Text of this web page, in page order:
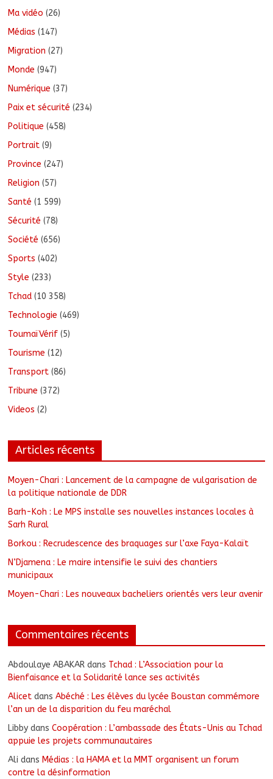
Ma vidéo (26)
Médias (147)
Migration (27)
Monde (947)
Numérique (37)
Paix et sécurité (234)
Politique (458)
Portrait (9)
Province (247)
Religion (57)
Santé (1 599)
Sécurité (78)
Société (656)
Sports (402)
Style (233)
Tchad (10 358)
Technologie (469)
ToumaïVérif (5)
Tourisme (12)
Transport (86)
Tribune (372)
Videos (2)
Articles récents
Moyen-Chari : Lancement de la campagne de vulgarisation de
la politique nationale de DDR
Barh-Koh : Le MPS installe ses nouvelles instances locales à
Sarh Rural
Borkou : Recrudescence des braquages sur l’axe Faya-Kalaït
N’Djamena : Le maire intensifie le suivi des chantiers
municipaux
Moyen-Chari : Les nouveaux bacheliers orientés vers leur avenir
Commentaires récents
Abdoulaye ABAKAR dans Tchad : L’Association pour la
Bienfaisance et la Solidarité lance ses activités
Alicet dansAbéché : Les élèves du lycée Boustan commémore
l’an un de la disparition du feu maréchal
Libby dansCoopération : L’ambassade des États-Unis au Tchad
appuie les projets communautaires
Ali dans Médias : la HAMA et la MMT organisent un forum
contre la désinformation